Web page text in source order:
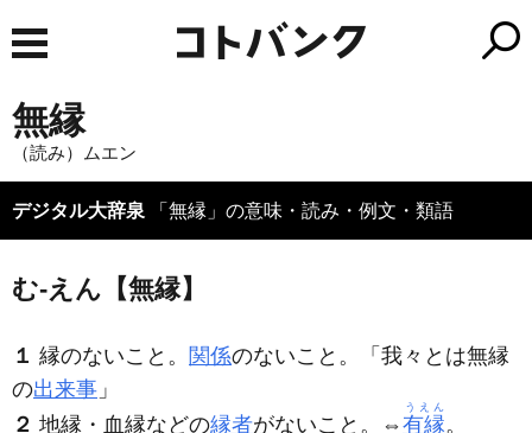
無縁
（読み）ムエン
デジタル大辞泉 「無縁」の意味・読み・例文・類語
む‐えん【無縁】
１ 縁のないこと。 関係のないこと。「我々とは無縁
の出来事 」
２ 地縁・血縁などの縁者がないこと。⇔有縁
うえん
。